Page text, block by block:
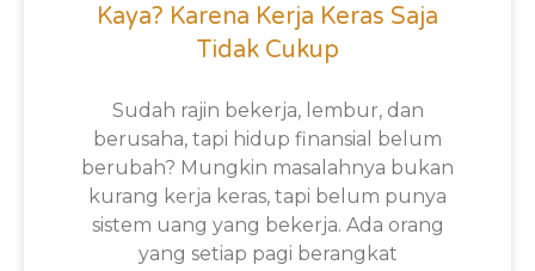
Kaya? Karena Kerja Keras Saja
Tidak Cukup
Sudah rajin bekerja, lembur, dan
berusaha, tapi hidup finansial belum
berubah? Mungkin masalahnya bukan
kurang kerja keras, tapi belum punya
sistem uang yang bekerja. Ada orang
yang setiap pagi berangkat